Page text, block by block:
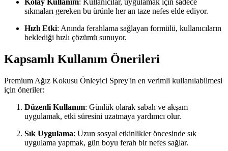
Kolay Kullanım: Kullanıcılar, uygulamak için sadece
sıkmaları gereken bu ürünle her an taze nefes elde ediyor.
Hızlı Etki: Anında ferahlama sağlayan formülü, kullanıcıların
beklediği hızlı çözümü sunuyor.
Kapsamlı Kullanım Önerileri
Premium Ağız Kokusu Önleyici Sprey'in en verimli kullanılabilmesi
için öneriler:
Düzenli Kullanım: Günlük olarak sabah ve akşam
uygulamak, etki süresini uzatmaya yardımcı olur.
Sık Uygulama: Uzun sosyal etkinlikler öncesinde sık
uygulama yapmak, gün boyu ferah bir nefes sağlar.